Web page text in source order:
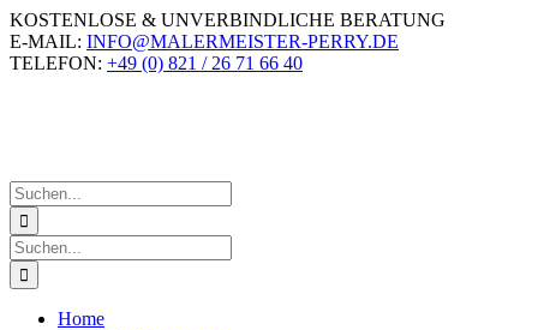
Zum
Inhalt
springen
KOSTENLOSE & UNVERBINDLICHE BERATUNG
E-MAIL: INFO@MALERMEISTER-PERRY.DE
TELEFON: +49 (0) 821 / 26 71 66 40
Suche
nach:
Suche
nach:
Home